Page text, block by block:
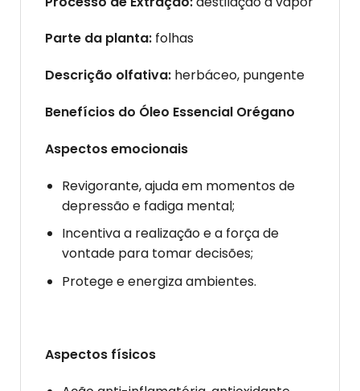
Parte da planta: folhas
Descrição olfativa: herbáceo, pungente
Benefícios do Óleo Essencial Orégano
Aspectos emocionais
Revigorante, ajuda em momentos de
depressão e fadiga mental;
Incentiva a realização e a força de
vontade para tomar decisões;
Protege e energiza ambientes.
Aspectos físicos